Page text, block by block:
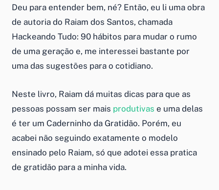
Deu para entender bem, né? Então, eu li uma obra
de autoria do Raiam dos Santos, chamada
Hackeando Tudo: 90 hábitos para mudar o rumo
de uma geração e, me interessei bastante por
uma das sugestões para o cotidiano.
Neste livro, Raiam dá muitas dicas para que as
pessoas possam ser mais produtivas e uma delas
é ter um Caderninho da Gratidão. Porém, eu
acabei não seguindo exatamente o modelo
ensinado pelo Raiam, só que adotei essa pratica
de gratidão para a minha vida.